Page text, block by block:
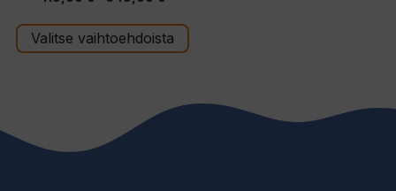
-
Valitse vaihtoehdoista